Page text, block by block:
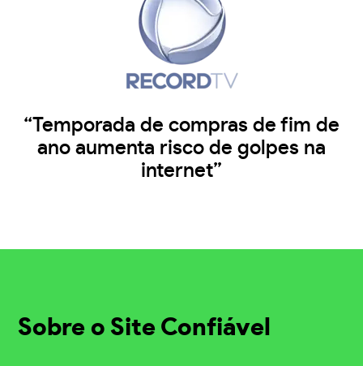
“Temporada de compras de fim de
ano aumenta risco de golpes na
internet”
Sobre o Site Confiável